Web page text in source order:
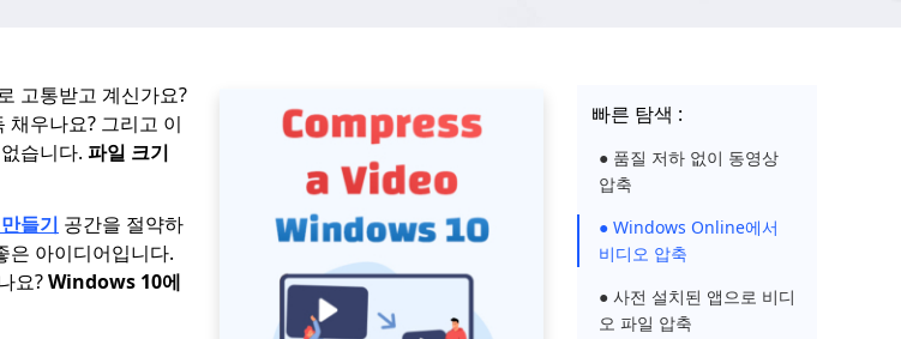
고통받고 계신가요?
우나요? 그리고 이
습니다. 파일 크기
들기 공간을 절약하
은 아이디어입니다.
요?Windows 10에
빠른 탐색 :
● 품질 저하 없이 동영상
압축
● Windows Online에서
비디오 압축
● 사전 설치된 앱으로 비디
오 파일 압축